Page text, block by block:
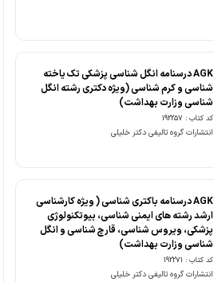
AGK درسنامه انگل شناسی پزشکی تک یاخته
شناسی و کرم شناسی (ویژه دکتری رشته انگل
شناسی وزارت بهداشت)
کد کتاب : 192257
انتشارات گروه تالیفی دکتر خلیلی
AGK درسنامه باکتری شناسی ( ویژه کارشناسی
ارشد رشته های ایمنی شناسی، بیوتکنولوژی
پزشکی، ویروس شناسی، قارچ شناسی و انگل
شناسی وزارت بهداشت)
کد کتاب : 192271
انتشارات گروه تالیفی دکتر خلیلی